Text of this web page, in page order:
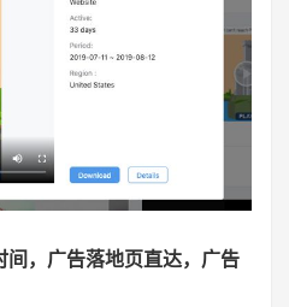
，广告落地页直达，广告